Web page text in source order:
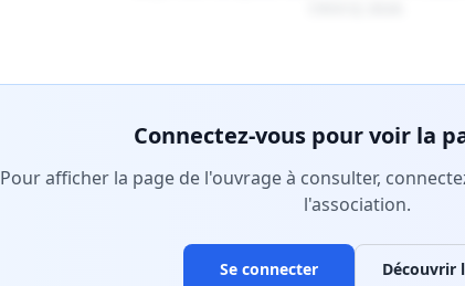
Connectez-vous pour voir la
Pour afficher la page de l'ouvrage à consulter,
l'association.
Se connecter Découvrir